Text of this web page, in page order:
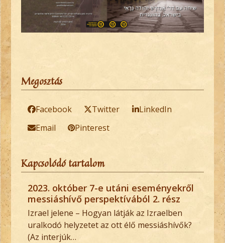
Megosztás
Facebook Twitter
LinkedIn
Email
Pinterest
Kapcsolódó tartalom
2023. október 7-e utáni eseményekről
messiáshívő perspektívából 2. rész
Izrael jelene – Hogyan látják az Izraelben
uralkodó helyzetet az ott élő messiáshívők?
(Az interjúk…